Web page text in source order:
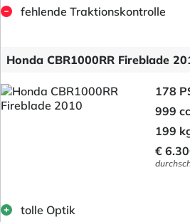
fehlende Traktionskontrolle
Honda CBR1000RR Fireblade
178
999
199
€
tolle Optik